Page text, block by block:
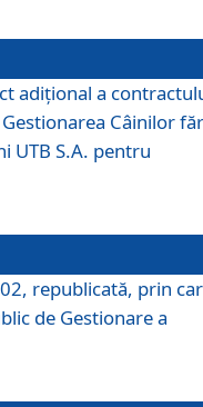
adiţional a
Câinilor
UTB S.A. pentru
republicată, prin
de Gestionare a